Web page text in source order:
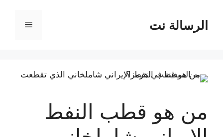
المحتوىالرسالة نت القائمة
من هو قطب النفط